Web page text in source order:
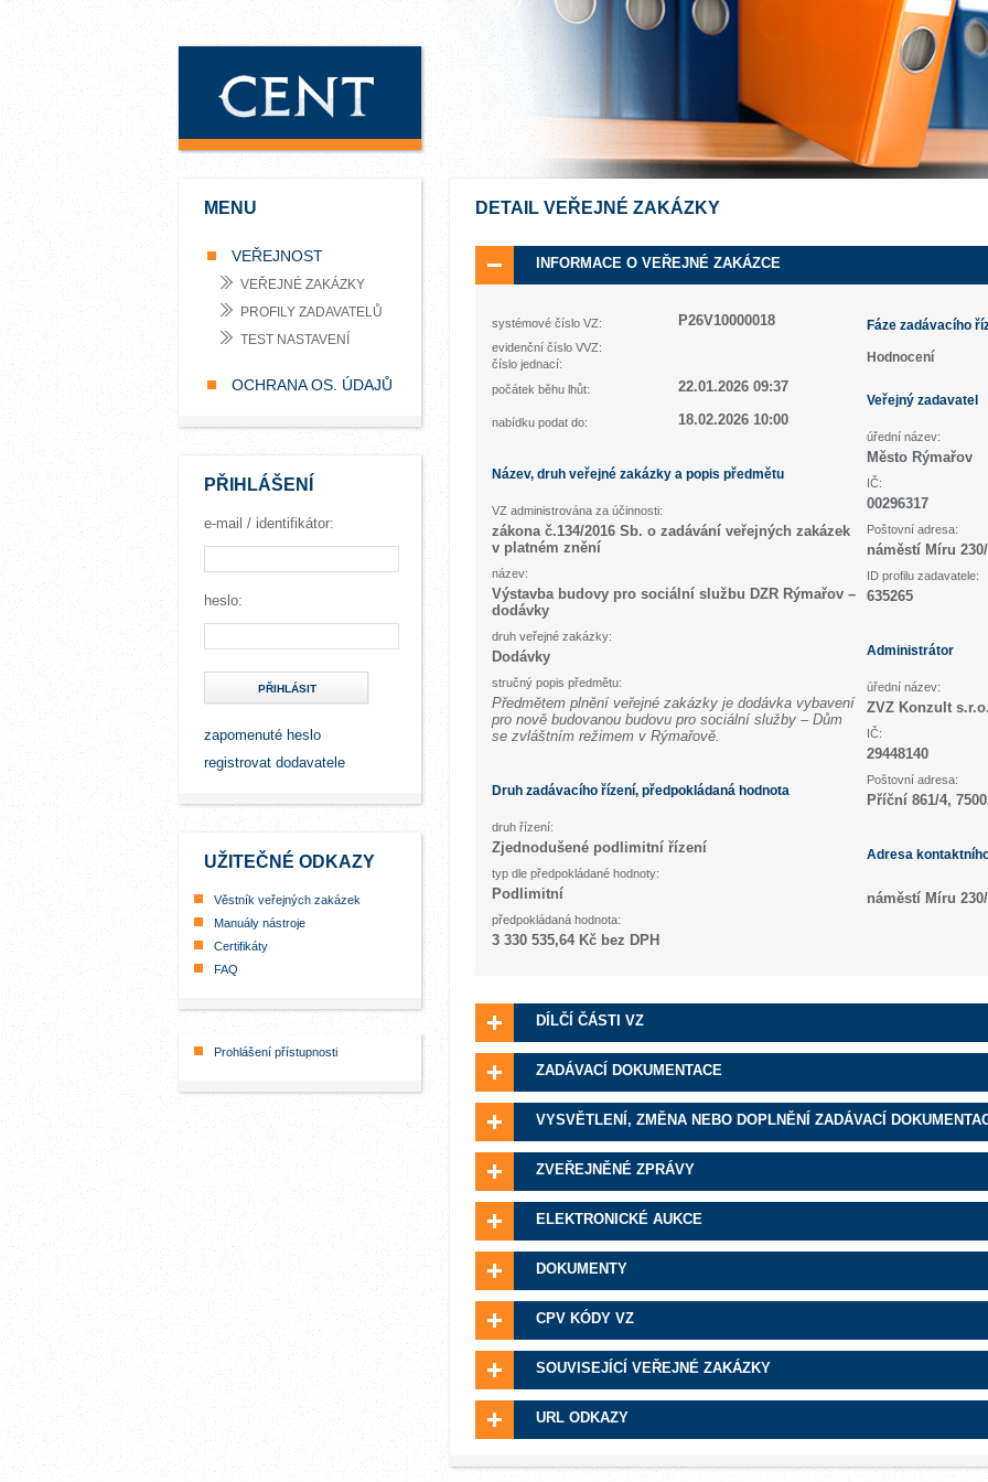
MENU
VEŘEJNOST
VEŘEJNÉ ZAKÁZKY
PROFILY ZADAVATELŮ
TEST NASTAVENÍ
OCHRANA OS. ÚDAJŮ
PŘIHLÁŠENÍ
e-mail / identifikátor:
heslo:
PŘIHLÁSIT
zapomenuté heslo
registrovat dodavatele
UŽITEČNÉ ODKAZY
Věstník veřejných zakázek
Manuály nástroje
Certifikáty
FAQ
Prohlášení přístupnosti
DETAIL VEŘEJNÉ ZAKÁZKY
INFORMACE O VEŘEJNÉ ZAKÁZCE
systémové číslo VZ: P26V10000018
evidenční číslo VVZ:
číslo jednací:
počátek běhu lhůt:
22.01.2026 09:37
nabídku podat do: 18.02.2026 10:00
Název, druh veřejné zakázky a popis předmětu
VZ administrována za účinnosti:
zákona č.134/2016 Sb. o zadávání veřejných zakázek
v platném znění
název:
Výstavba budovy pro sociální službu DZR Rýmařov –
dodávky
druh veřejné zakázky:
Dodávky
stručný popis předmětu:
Předmětem plnění veřejné zakázky je dodávka vybavení
pro nově budovanou budovu pro sociální služby – Dům
se zvláštním režimem v Rýmařově.
Druh zadávacího řízení, předpokládaná hodnota
druh řízení:
Zjednodušené podlimitní řízení
typ dle předpokládané hodnoty:
Podlimitní
předpokládaná hodnota:
3 330 535,64 Kč bez DPH
Fáze zadávacího
Hodnocení
Veřejný zadavatel
úřední název:
Město Rýmařov
IČ:
00296317
Poštovní adresa:
náměstí Míru
ID profilu zadavatele:
635265
Administrátor
úřední název:
ZVZ Konzult
IČ:
29448140
Poštovní adresa:
Příční 861/4,
Adresa
náměstí Míru
DÍLČÍ ČÁSTI VZ
ZADÁVACÍ DOKUMENTACE
VYSVĚTLENÍ, ZMĚNA NEBO DOPLNĚNÍ ZADÁVACÍ
ZVEŘEJNĚNÉ ZPRÁVY
ELEKTRONICKÉ AUKCE
DOKUMENTY
CPV KÓDY VZ
SOUVISEJÍCÍ VEŘEJNÉ ZAKÁZKY
URL ODKAZY